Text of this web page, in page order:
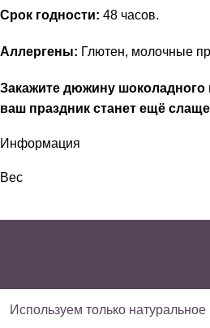
Срок годности: 48 часов.
Аллергены: Глютен, молочные
Закажите дюжину шоколадного
ваш праздник станет ещё
Информация
Вес
Используем только натуральное